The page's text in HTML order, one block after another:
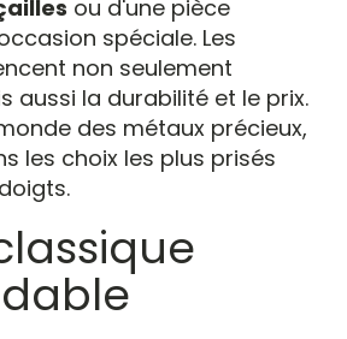
ou d'une pièce
spéciale. Les
non seulement
aussi la durabilité et le prix.
des métaux précieux,
les choix les plus prisés